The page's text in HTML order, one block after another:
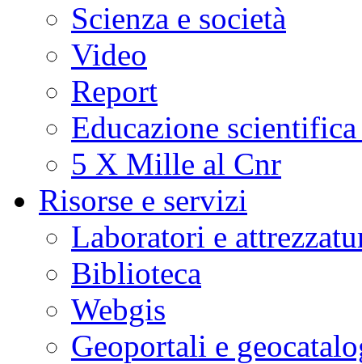
Scienza e società
Video
Report
Educazione
5 X Mille al Cnr
Risorse e servizi
Laboratori e
Biblioteca
Webgis
Geoportali e